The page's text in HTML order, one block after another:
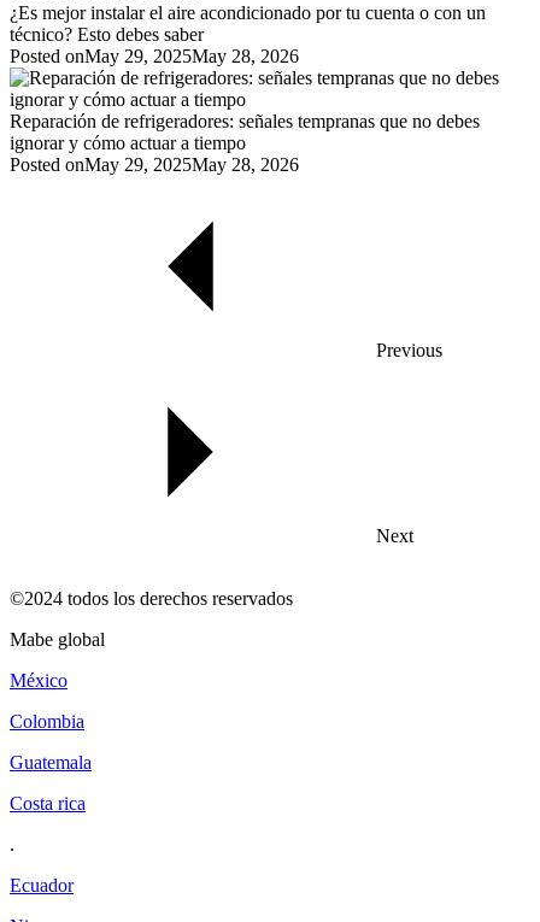
¿Es mejor instalar el aire acondicionado por tu cuenta o con un
técnico? Esto debes saber
Posted onMay 29, 2025May 28, 2026
Reparación de refrigeradores: señales tempranas que no debes
ignorar y cómo actuar a tiempo
Posted onMay 29, 2025May 28, 2026
Previous
Next
©2024 todos los derechos reservados
mabe global
méxico
colombia
guatemala
costa rica
.
ecuador